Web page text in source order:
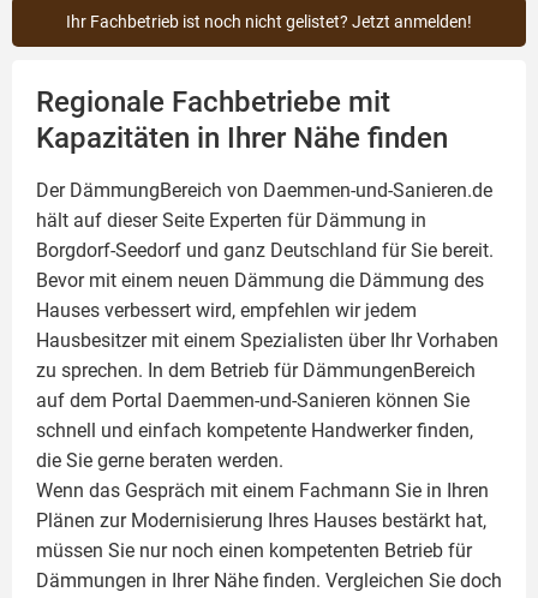
Ihr Fachbetrieb ist noch nicht gelistet? Jetzt anmelden!
Regionale Fachbetriebe mit
Kapazitäten in Ihrer Nähe finden
Der DämmungBereich von Daemmen-und-Sanieren.de
hält auf dieser Seite Experten für Dämmung in
Borgdorf-Seedorf und ganz Deutschland für Sie bereit.
Bevor mit einem neuen Dämmung die Dämmung des
Hauses verbessert wird, empfehlen wir jedem
Hausbesitzer mit einem Spezialisten über Ihr Vorhaben
zu sprechen. In dem Betrieb für DämmungenBereich
auf dem Portal Daemmen-und-Sanieren können Sie
schnell und einfach kompetente Handwerker finden,
die Sie gerne beraten werden.
Wenn das Gespräch mit einem Fachmann Sie in Ihren
Plänen zur Modernisierung Ihres Hauses bestärkt hat,
müssen Sie nur noch einen kompetenten Betrieb für
Dämmungen in Ihrer Nähe finden. Vergleichen Sie doch